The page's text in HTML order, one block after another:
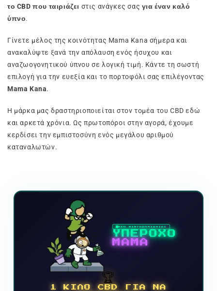
το CBD που ταιριάζει στις ανάγκες σας για έναν καλό
ύπνο.
Γίνετε μέλος της κοινότητας Mama Kana σήμερα και
ανακαλύψτε ξανά την απόλαυση ενός ήσυχου και
αναζωογονητικού ύπνου σε λογική τιμή. Κάντε τη σωστή
επιλογή για την ευεξία και το πορτοφόλι σας επιλέγοντας
Mama Kana.
Η μάρκα μας δραστηριοποιείται στον τομέα του CBD εδώ
και αρκετά χρόνια. Ως πρωτοπόροι στην αγορά, έχουμε
κερδίσει την εμπιστοσύνη ενός μεγάλου αριθμού
καταναλωτών.
ΝΕΟ ΒΙΝΤΕΟΠΑΙΧΝΙΔΙ
ΥΠΕΡΟΧΟ
ΜΑΜΑ
🏆
1 ΚΙΛΟ CBD ΓΙΑ ΝΑ